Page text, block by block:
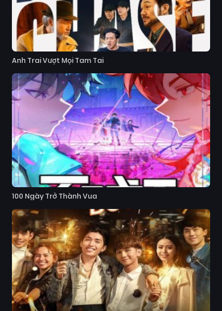
Anh Trai Vượt Mọi Tam Tai
100 Ngày Trở Thành Vua